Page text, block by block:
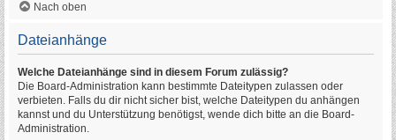
Nach oben
Dateianhänge
Welche Dateianhänge sind in diesem Forum zulässig?
Die Board-Administration kann bestimmte Dateitypen zulassen oder
verbieten. Falls du dir nicht sicher bist, welche Dateitypen du anhängen
kannst und du Unterstützung benötigst, wende dich bitte an die Board-
Administration.